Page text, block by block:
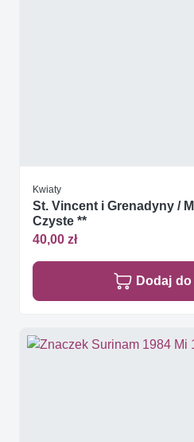
Kwiaty
St. Vincent i Grenadyny /
Czyste **
40,00 zł
Dodaj